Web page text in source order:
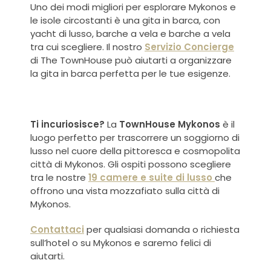
Uno dei modi migliori per esplorare Mykonos e
le isole circostanti è una gita in barca, con
yacht di lusso, barche a vela e barche a vela
tra cui scegliere. Il nostro Servizio Concierge
di The TownHouse può aiutarti a organizzare
la gita in barca perfetta per le tue esigenze.
Ti incuriosisce? La TownHouse Mykonos è il
luogo perfetto per trascorrere un soggiorno di
lusso nel cuore della pittoresca e cosmopolita
città di Mykonos. Gli ospiti possono scegliere
tra le nostre 19 camere e suite di lusso che
offrono una vista mozzafiato sulla città di
Mykonos.
Contattaci per qualsiasi domanda o richiesta
sull’hotel o su Mykonos e saremo felici di
aiutarti.